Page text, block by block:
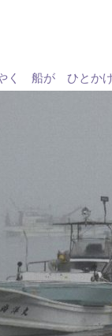
く 船が ひとか